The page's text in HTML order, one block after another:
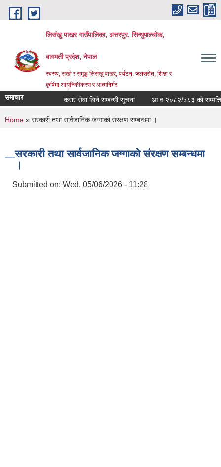
Skip to main content
लिसंखु पाखर गाउँपालिका, अत्तरपुर, सिन्धुपाल्चोक,
बागमती प्रदेश, नेपाल
स्वस्थ, सुखी र समृद्ध लिसंखु पाखर, पर्यटन, जलस्रोत, शिक्षा र
कृषिमा आधुनिकीकरण र आत्मनिर्भर
समाचार करार सेवा लिने सम्बन्धी सूचना आ व २०८२/०८३ काे सम्पत्ति
You are here
Home » सरकारी तथा सार्वजानिक जग्गाकाे संरक्षण सम्बन्धमा ।
सरकारी तथा सार्वजानिक जग्गाकाे संरक्षण सम्बन्धमा
।
Submitted on: Wed, 05/06/2026 - 11:28